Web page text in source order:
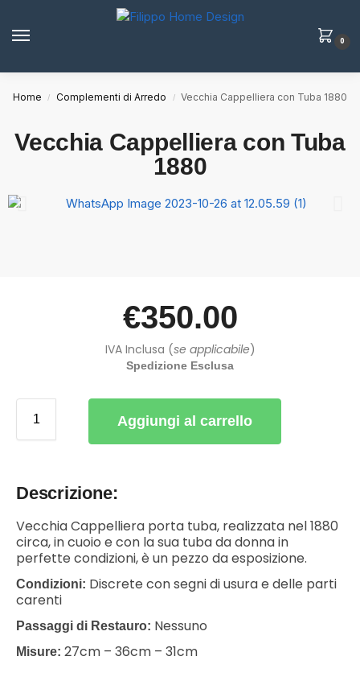
0
Home / Complementi di Arredo / Vecchia Cappelliera con Tuba 1880
Vecchia Cappelliera con Tuba
1880
€350.00
IVA Inclusa (se applicabile)
Spedizione Esclusa
Aggiungi al carrello
Descrizione:
Vecchia Cappelliera porta tuba, realizzata nel 1880
circa, in cuoio e con la sua tuba da donna in
perfette condizioni, è un pezzo da esposizione.
Condizioni: Discrete con segni di usura e delle parti
carenti
Passaggi di Restauro: Nessuno
Misure: 27cm – 36cm – 31cm